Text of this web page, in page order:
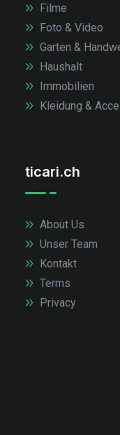
Filme
Foto & Video
Garten &
Haushalt
Immobilien
Kleidung &
ticari.ch
About Us
Unser Team
Kontakt
Terms
Privacy